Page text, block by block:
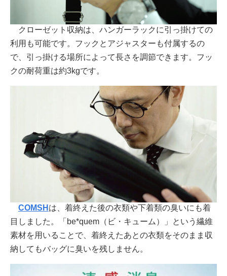
クローゼット収納は、ハンガーラックに引っ掛けての
利用も可能です。フックとアジャスターも付属するの
で、引っ掛ける場所によって長さを調節できます。フッ
クの耐荷重は約3kgです。
COMSH は、着終えた後の衣類や下着類の臭いにも着
目しました。「be*quem（ビ・キューム）」という繊維
素材を用いることで、着終えたあとの衣類をそのまま収
納してもバッグに臭いを残しません。